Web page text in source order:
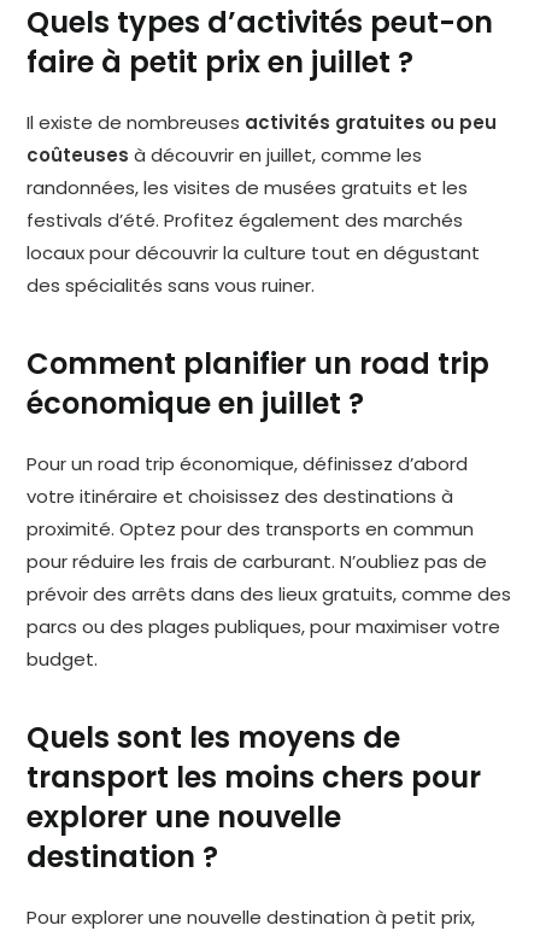
Quels types d’activités peut-on
faire à petit prix en juillet ?
Il existe de nombreuses activités gratuites ou peu
coûteuses à découvrir en juillet, comme les
randonnées, les visites de musées gratuits et les
festivals d’été. Profitez également des marchés
locaux pour découvrir la culture tout en dégustant
des spécialités sans vous ruiner.
Comment planifier un road trip
économique en juillet ?
Pour un road trip économique, définissez d’abord
votre itinéraire et choisissez des destinations à
proximité. Optez pour des transports en commun
pour réduire les frais de carburant. N’oubliez pas de
prévoir des arrêts dans des lieux gratuits, comme des
parcs ou des plages publiques, pour maximiser votre
budget.
Quels sont les moyens de
transport les moins chers pour
explorer une nouvelle
destination ?
Pour explorer une nouvelle destination à petit prix,